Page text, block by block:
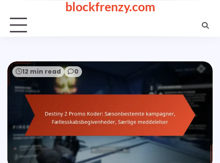
content
blockfrenzy.com
12 min read 0